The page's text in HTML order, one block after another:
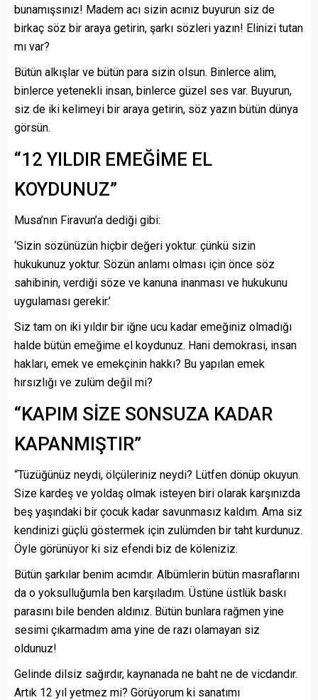
bunamışsınız! Madem acı sizin acınız buyurun siz de
birkaç söz bir araya getirin, şarkı sözleri yazın! Elinizi tutan
mı var?
Bütün alkışlar ve bütün para sizin olsun. Binlerce alim,
binlerce yetenekli insan, binlerce güzel ses var. Buyurun,
siz de iki kelimeyi bir araya getirin, söz yazın bütün dünya
görsün.
“12 YILDIR EMEĞİME EL
KOYDUNUZ”
Musa’nın Firavun’a dediği gibi:
‘Sizin sözünüzün hiçbir değeri yoktur. çünkü sizin
hukukunuz yoktur. Sözün anlamı olması için önce söz
sahibinin, verdiği söze ve kanuna inanması ve hukukunu
uygulaması gerekir.’
Siz tam on iki yıldır bir iğne ucu kadar emeğiniz olmadığı
halde bütün emeğime el koydunuz. Hani demokrasi, insan
hakları, emek ve emekçinin hakkı? Bu yapılan emek
hırsızlığı ve zulüm değil mi?
“KAPIM SİZE SONSUZA KADAR
KAPANMIŞTIR”
“Tüzüğünüz neydi, ölçüleriniz neydi? Lütfen dönüp okuyun.
Size kardeş ve yoldaş olmak isteyen biri olarak karşınızda
beş yaşındaki bir çocuk kadar savunmasız kaldım. Ama siz
kendinizi güçlü göstermek için zulümden bir taht kurdunuz.
Öyle görünüyor ki siz efendi biz de köleniziz.
Bütün şarkılar benim acımdır. Albümlerin bütün masraflarını
da o yoksulluğumla ben karşıladım. Üstüne üstlük baskı
parasını bile benden aldınız. Bütün bunlara rağmen yine
sesimi çıkarmadım ama yine de razı olamayan siz
oldunuz!
Gelinde dilsiz sağırdır, kaynanada ne baht ne de vicdandır.
Artık 12 yıl yetmez mi? Görüyorum ki sanatımı